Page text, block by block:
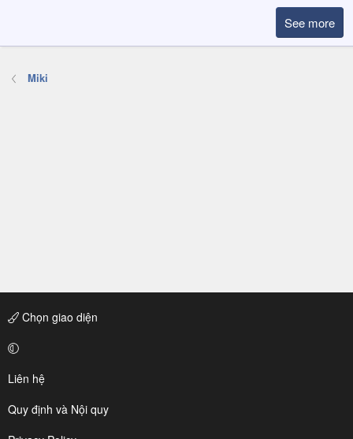
See more
Miki
Chọn giao diện
Liên hệ
Quy định và Nội quy